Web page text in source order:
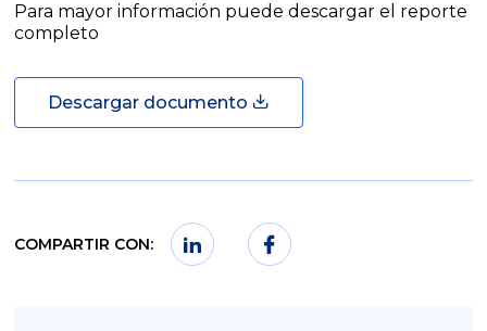
Para mayor información puede descargar el reporte
completo
Descargar documento
COMPARTIR CON: